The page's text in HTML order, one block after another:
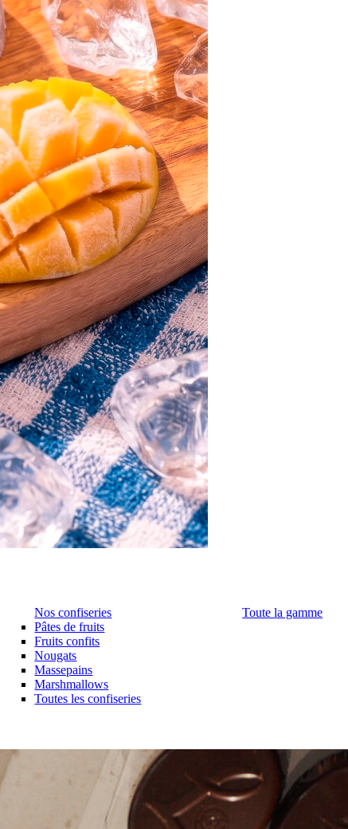
Nos confiseries
Pâtes de fruits
Fruits confits
Nougats
Massepains
Marshmallows
Toutes les confiseries
Toute la gamme